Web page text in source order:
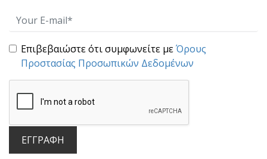
Επιβεβαιώστε ότι συμφωνείτε μεΌρους
Προστασίας Προσωπικών Δεδομένων
ΕΓΓΡΑΦΗ